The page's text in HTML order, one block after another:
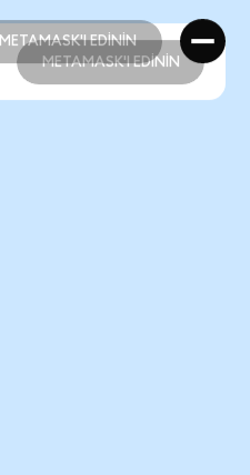
METAMASK'I EDİNİN
METAMASK'I EDİNİN
METAMASK'I EDİNİN